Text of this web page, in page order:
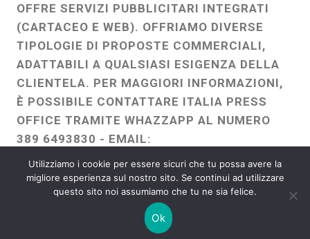
OFFRE SERVIZI PUBBLICITARI INTEGRATI
(CARTACEO E WEB). OFFRIAMO DIVERSE
TIPOLOGIE DI PROPOSTE COMMERCIALI,
ADATTABILI A QUALSIASI ESIGENZA DELLA
CLIENTELA. PER MAGGIORI INFORMAZIONI,
È POSSIBILE CONTATTARE ITALIA PRESS
OFFICE TRAMITE WHAZZAPP AL NUMERO
389 6493830 - EMAIL:
ITALIAPRESSOFFICE@GMAIL.COM
WEBMASTER :FRANCESCO GENTILE
FREELANCE
Utilizziamo i cookie per essere sicuri che tu possa avere la
migliore esperienza sul nostro sito. Se continui ad utilizzare
questo sito noi assumiamo che tu ne sia felice.
Ok